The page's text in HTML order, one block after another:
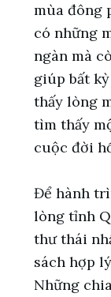
mùa đông
có những
ngàn mà
giúp bất
thấy lòng
tìm thấy
cuộc đời
Để hành
lòng tỉnh
thư thái
sách hợp
Những